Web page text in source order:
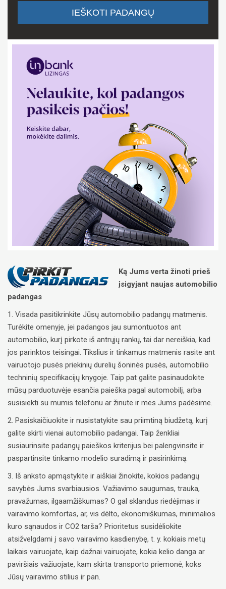
Ką Jums verta žinoti prieš
įsigyjant naujas automobilio
padangas
1. Visada pasitikrinkite Jūsų automobilio padangų matmenis.
Turėkite omenyje, jei padangos jau sumontuotos ant
automobilio, kurį pirkote iš antrųjų rankų, tai dar nereiškia, kad
jos parinktos teisingai. Tikslius ir tinkamus matmenis rasite ant
vairuotojo pusės priekinių durelių šoninės pusės, automobilio
techninių specifikacijų knygoje. Taip pat galite pasinaudokite
mūsų parduotuvėje esančia paieška pagal automobilį, arba
susisiekti su mumis telefonu ar žinute ir mes Jums padėsime.
2. Pasiskaičiuokite ir nusistatykite sau priimtiną biudžetą, kurį
galite skirti vienai automobilio padangai. Taip ženkliai
susiaurinsite padangų paieškos kriterijus bei palengvinsite ir
paspartinsite tinkamo modelio suradimą ir pasirinkimą.
3. Iš anksto apmąstykite ir aiškiai žinokite, kokios padangų
savybės Jums svarbiausios. Važiavimo saugumas, trauka,
pravažumas, ilgaamžiškumas? O gal sklandus riedėjimas ir
vairavimo komfortas, ar, vis dėlto, ekonomiškumas, minimalios
kuro sąnaudos ir CO2 tarša? Prioritetus susidėliokite
atsižvelgdami į savo vairavimo kasdienybę, t. y. kokiais metų
laikais vairuojate, kaip dažnai vairuojate, kokia kelio danga ar
paviršiais važiuojate, kam skirta transporto priemonė, koks
Jūsų vairavimo stilius ir pan.